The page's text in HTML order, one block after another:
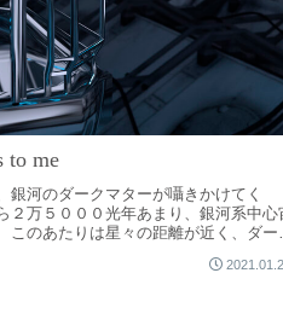
to me
銀河のダークマターが囁きかけてく
万５０００光年あまり、銀河系中心
のあたりは星々の距離が近く、ダー